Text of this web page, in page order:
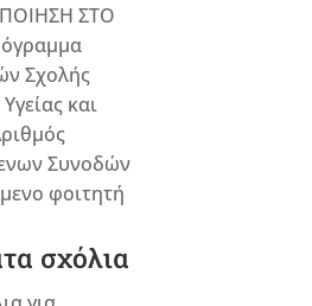
ΣΤΟ
Σχολής
και
Συνοδών
φοιτητή
σχόλια